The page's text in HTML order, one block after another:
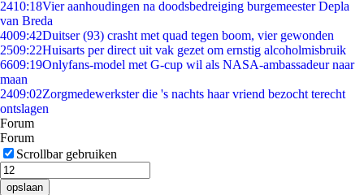
2410:18Vier aanhoudingen na doodsbedreiging burgemeester Depla
van Breda
4009:42Duitser (93) crasht met quad tegen boom, vier gewonden
2509:22Huisarts per direct uit vak gezet om ernstig alcoholmisbruik
6609:19Onlyfans-model met G-cup wil als NASA-ambassadeur naar
maan
2409:02Zorgmedewerkster die 's nachts haar vriend bezocht terecht
ontslagen
Forum
Forum
Scrollbar gebruiken
opslaan